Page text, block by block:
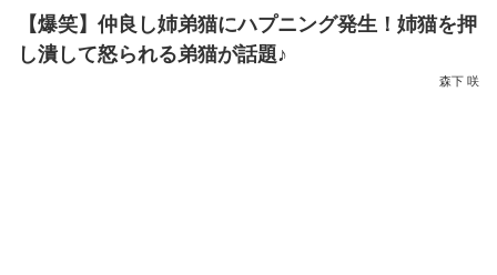
【爆笑】仲良し姉弟猫にハプニング発生！姉猫を押
し潰して怒られる弟猫が話題♪
森下 咲